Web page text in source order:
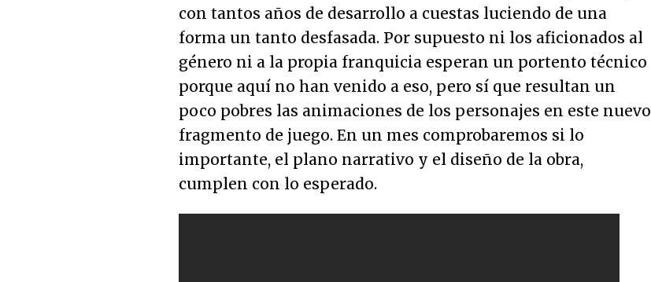
con tantos años de desarrollo a cuestas luciendo de una
forma un tanto desfasada. Por supuesto ni los aficionados al
género ni a la propia franquicia esperan un portento técnico
porque aquí no han venido a eso, pero sí que resultan un
poco pobres las animaciones de los personajes en este nuevo
fragmento de juego. En un mes comprobaremos si lo
importante, el plano narrativo y el diseño de la obra,
cumplen con lo esperado.